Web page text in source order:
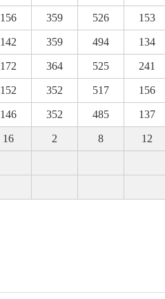
156 359 526 153
142 359 494 134
172 364 525 241
152 352 517 156
146 352 485 137
16 2 8 12